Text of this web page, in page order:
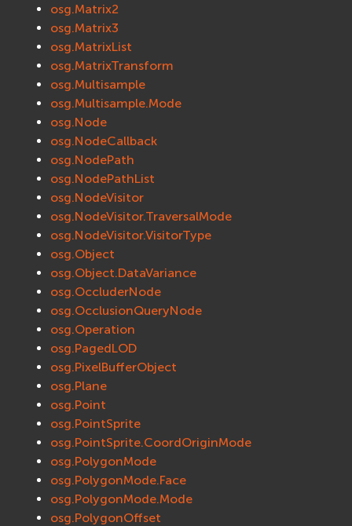
osg.Matrix2
osg.Matrix3
osg.MatrixList
osg.MatrixTransform
osg.Multisample
osg.Multisample.Mode
osg.Node
osg.NodeCallback
osg.NodePath
osg.NodePathList
osg.NodeVisitor
osg.NodeVisitor.TraversalMode
osg.NodeVisitor.VisitorType
osg.Object
osg.Object.DataVariance
osg.OccluderNode
osg.OcclusionQueryNode
osg.Operation
osg.PagedLOD
osg.PixelBufferObject
osg.Plane
osg.Point
osg.PointSprite
osg.PointSprite.CoordOriginMode
osg.PolygonMode
osg.PolygonMode.Face
osg.PolygonMode.Mode
osg.PolygonOffset